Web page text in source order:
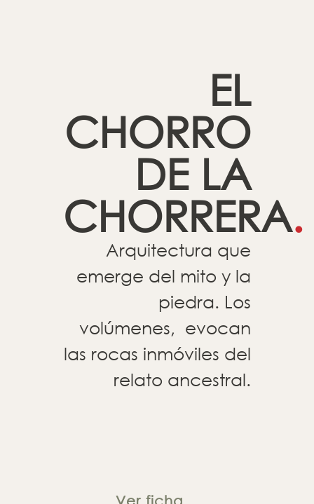
EL
CHORRO
DE LA
CHORRERA.
Arquitectura que
emerge del mito y la
piedra. Los
volúmenes, evocan
las rocas inmóviles del
relato ancestral.
Ver ficha